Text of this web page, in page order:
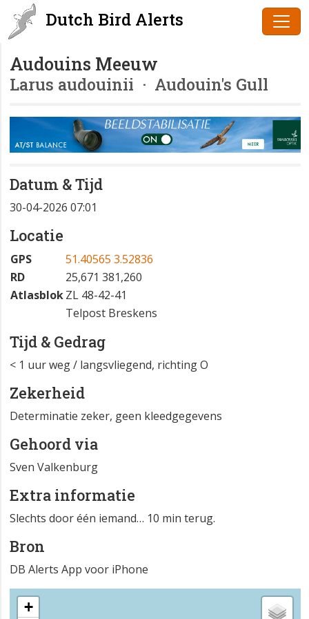
Dutch Bird Alerts
Audouins Meeuw
Larus audouinii · Audouin's Gull
Datum & Tijd
30-04-2026 07:01
Locatie
GPS
51.40565 3.52836
RD
25,671 381,260
AtlasblokZL 48-42-41
Telpost Breskens
Tijd & Gedrag
< 1 uur weg / langsvliegend, richting O
Zekerheid
Determinatie zeker, geen kleedgegevens
Gehoord via
Sven Valkenburg
Extra informatie
Slechts door één iemand… 10 min terug.
Bron
DB Alerts App voor iPhone
+